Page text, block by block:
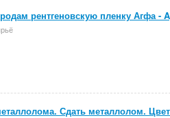
рентгеновскую пленку Агфа -
Сдать металлолом.